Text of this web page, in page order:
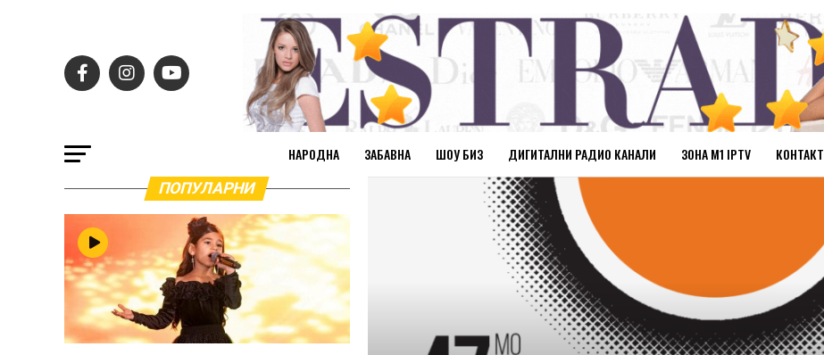
НАРОДНА ЗАБАВНА ШОУ БИЗ ДИГИТАЛНИ РАДИО КАНАЛИ ЗОНА М1 IPTV КОНТАКТ
ПОПУЛАРНИ